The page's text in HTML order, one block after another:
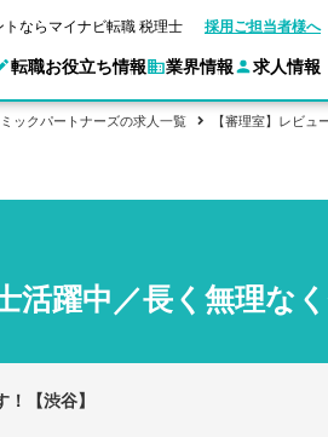
ならマイナビ転職 税理士 採用ご担当者様へ
ご利用ガイド
キ
転職お役立ち情報
の転職
転職活動お役
ストレス診断
業界情報
企業情報
求人情報
界別求人情報
ンサルティングファームへの転職
ックパートナーズの求人一覧 【審理室】レビュ
活躍中／長く無理な
【渋谷】